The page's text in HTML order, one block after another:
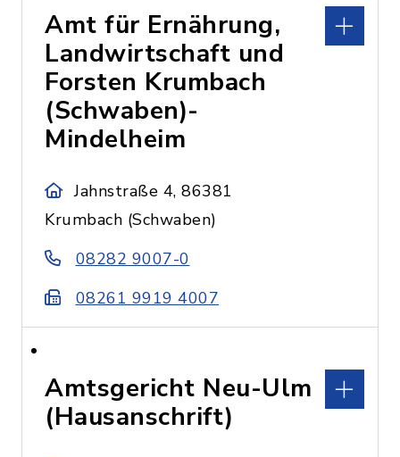
Amt für Ernährung,
Landwirtschaft und
Forsten Krumbach
(Schwaben)-
Mindelheim
Jahnstraße 4, 86381
Krumbach (Schwaben)
08282 9007-0
08261 9919 4007
Amtsgericht Neu-Ulm
(Hausanschrift)